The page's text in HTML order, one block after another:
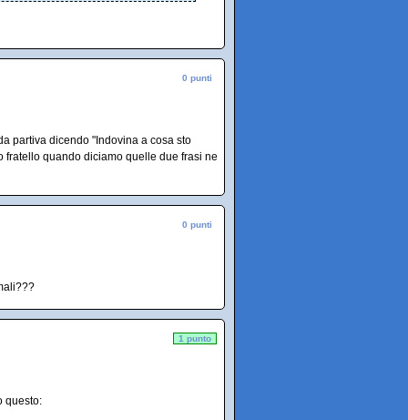
0 punti
partiva dicendo "Indovina a cosa sto
fratello quando diciamo quelle due frasi ne
0 punti
1 punto
questo: